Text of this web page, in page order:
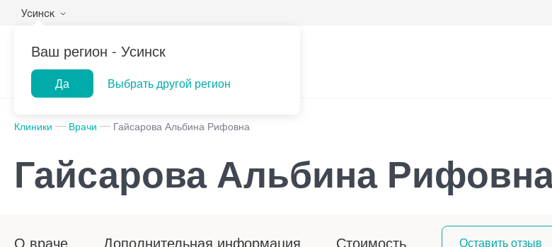
Усинск
Ваш регион - Усинск
Да Выбрать другой регион
Клиники Врачи Гайсарова Альбина Рифовна
Гайсарова Альбина
О враче Дополнительная информация Стоимость Оставить отзыв